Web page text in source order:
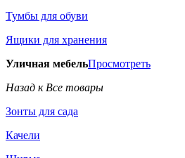
Тумбы для обуви
Ящики для хранения
Уличная мебельПросмотреть
Назад к Все товары
Зонты для сада
Качели